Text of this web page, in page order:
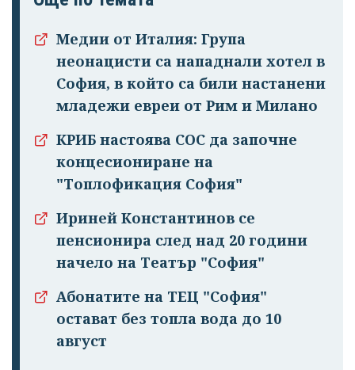
Успешно
излязохте от
профила си!
Медии от Италия: Група
неонацисти са нападнали хотел в
София, в който са били настанени
младежи евреи от Рим и Милано
КРИБ настоява СОС да започне
концесиониране на
"Топлофикация София"
Ириней Константинов се
пенсионира след над 20 години
начело на Театър "София"
Абонатите на ТЕЦ "София"
остават без топла вода до 10
август